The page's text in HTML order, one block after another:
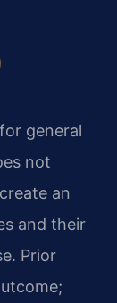
general
not
an
and their
Prior